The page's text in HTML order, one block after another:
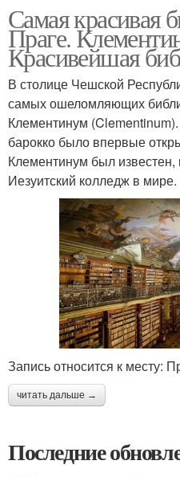
Самая красивая
Праге.
Красивейшая
В столице Чешской
самых ошеломляющих
Клементинум
барокко было впервые
Клементинум был известен,
Иезуитский колледж в мире.
Запись относится к месту:
читать дальше →
Последние